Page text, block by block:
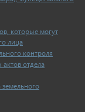
которые могут
лица
контроля
отдела